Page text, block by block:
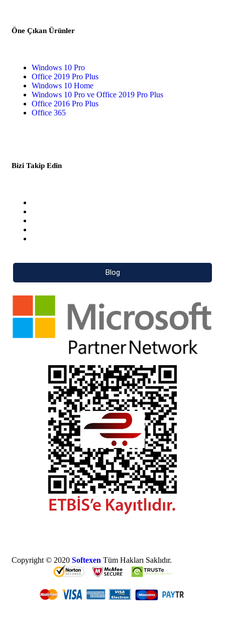
Öne Çıkan Ürünler
Windows 10 Pro
Office 2019 Pro Plus
Windows 10 Home
Windows 10 Pro ve Office 2019 Pro Plus
Office 2016 Pro Plus
Office 365
Bizi Takip Edin
Blog
Copyright © 2020 Softexen Tüm Hakları Saklıdır.